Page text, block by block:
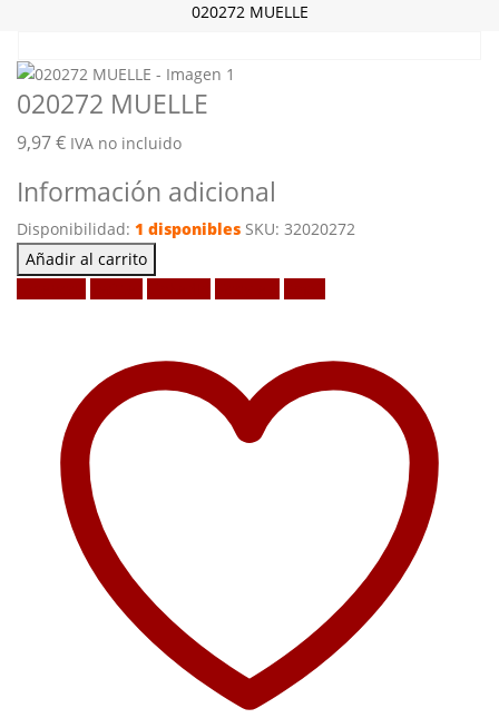
020272 MUELLE
020272 MUELLE
9,97€ IVA no incluido
Información adicional
Disponibilidad: 1 disponibles SKU: 32020272
Añadir al carrito